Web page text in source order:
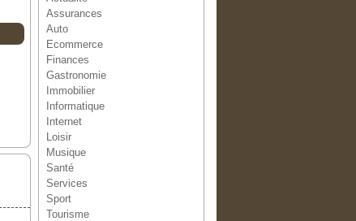
Assurances
Auto
Ecommerce
Finances
Gastronomie
Immobilier
Informatique
Internet
Loisir
Musique
Santé
Services
Sport
Tourisme